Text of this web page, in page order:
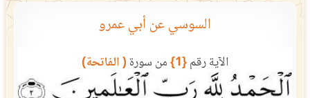
السوسي عن أبي عمرو
الآية رقم{1} من سورة( الفاتحة)